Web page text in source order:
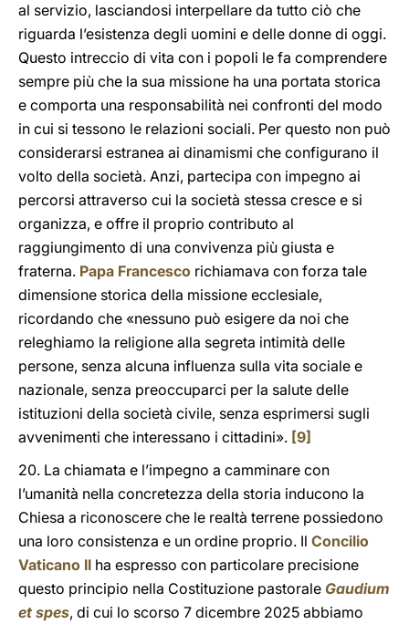
al servizio, lasciandosi interpellare da tutto ciò che
riguarda l’esistenza degli uomini e delle donne di oggi.
Questo intreccio di vita con i popoli le fa comprendere
sempre più che la sua missione ha una portata storica
e comporta una responsabilità nei confronti del modo
in cui si tessono le relazioni sociali. Per questo non può
considerarsi estranea ai dinamismi che configurano il
volto della società. Anzi, partecipa con impegno ai
percorsi attraverso cui la società stessa cresce e si
organizza, e offre il proprio contributo al
raggiungimento di una convivenza più giusta e
fraterna. Papa Francesco richiamava con forza tale
dimensione storica della missione ecclesiale,
ricordando che «nessuno può esigere da noi che
releghiamo la religione alla segreta intimità delle
persone, senza alcuna influenza sulla vita sociale e
nazionale, senza preoccuparci per la salute delle
istituzioni della società civile, senza esprimersi sugli
avvenimenti che interessano i cittadini». [9]
20. La chiamata e l’impegno a camminare con
l’umanità nella concretezza della storia inducono la
Chiesa a riconoscere che le realtà terrene possiedono
una loro consistenza e un ordine proprio. Il Concilio
Vaticano II ha espresso con particolare precisione
questo principio nella Costituzione pastorale Gaudium
et spes, di cui lo scorso 7 dicembre 2025 abbiamo